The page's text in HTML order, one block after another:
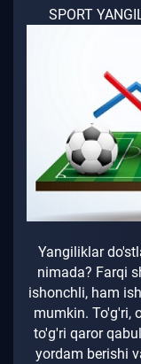
SPORT
Yangiliklar
nimada? Farqi
ishonchli, ham
mumkin. To'g'ri,
to'g'ri qaror
yordam berishi